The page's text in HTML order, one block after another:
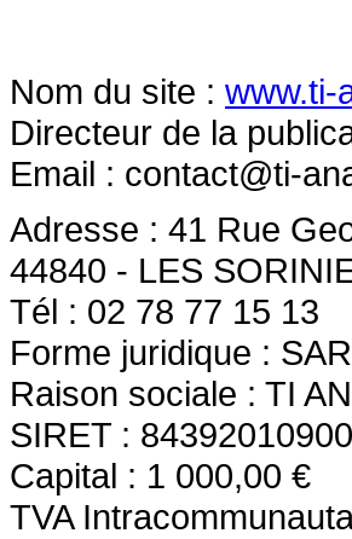
Nom du site : www.ti-
Directeur de la
Email : contact@ti-
Adresse : 41 Rue
44840 - LES
Tél : 02 78 77 15 13
Forme juridique :
Raison sociale : TI
SIRET :
Capital : 1 000,00 €
TVA